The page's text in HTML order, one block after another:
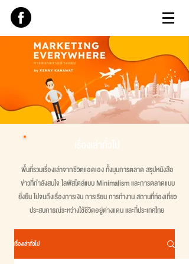
พื้นที่รวมเรื่องเล่าจากชีวิตแอดเอง ทั้งมุมการตลาด สรุปหนังสือ
ข่าวที่กำลังสนใจ ไลฟ์สไตล์แบบ Minimalism และการตลาดแบบ
ยั่งยืน ไปจนถึงเรื่องการเงิน การเรียน การทำงาน สถานที่ท่องเที่ยว
ประสบการณ์ระหว่างใช้ชีวิตอยู่ต่างแดน และที่ประเทศไทย
เรื่องเล่าทั่วไป